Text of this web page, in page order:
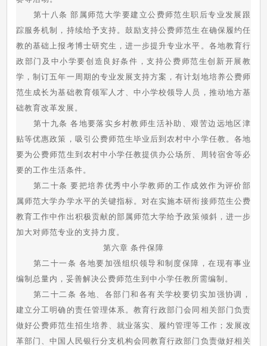
第十八条 部属师范大学要建立公费师范生职后专业发展跟
踪服务机制，持续给予支持。鼓励支持公费师范生在确保履约任
教的基础上报考博士研究生，进一步提升专业水平。各地教育行
政部门及中小学要创造良好条件，支持公费师范生创新开展教
学，制订五年一周期的专业发展支持方案，有计划地培养公费师
范生成长为基础教育领军人才、中小学校领导人员，推动地方基
础教育改革发展。
第十九条 各地要落实乡村教师生活补助、艰苦边远地区津
贴等优惠政策，吸引公费师范生毕业后到农村中小学任教。各地
要为公费师范生到农村中小学任教提供办公场所、周转宿舍等必
要的工作生活条件。
第二十条 要把培养优秀中小学教师的工作成效作为评价部
属师范大学办学水平的关键指标。对在实施本研衔接师范生公费
教育工作中作出积极贡献的部属师范大学给予政策倾斜，进一步
加大对师范专业的支持力度。
第六章 条件保障
第二十一条 各地要加强组织领导和制度保障，在现有事业
编制总量内，妥善解决公费师范生到中小学任教所需编制。
第二十二条 各地、各部门和各有关学校要切实加强协调，
建立分工明确的责任管理体系。教育行政部门会同相关部门负责
做好公费师范生招生培养、就业落实、履约管理等工作；发展改
革部门、中国人民银行分支机构会同教育行政部门负责做好相关